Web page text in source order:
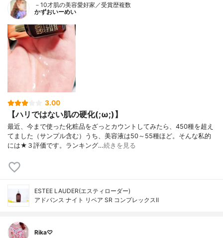
－10才肌の美容愛好家／受賞歴複数
かずおいーめい
3.00
【ハリではない肌の硬化(;ω;)】
最近、今まで使った化粧品をざっとカウントしてみたら、450種を超え
てました（サンプル含む）うち、美容液は50～55種ほど。そんな私的
には★３評価です。ランキング…続きを見る
ESTEE LAUDER(エスティローダー)
アドバンス ナイト リペア SR コンプレックスⅡ
Rika♡